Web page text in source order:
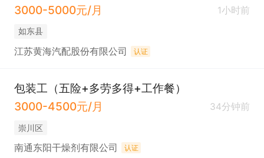
3000-5000元/月
1小时前
如东县
江苏黄海汽配股份有限公司 认证
包装工（五险+多劳多得+工作餐）
3000-4500元/月
34分钟前
崇川区
南通东阳干燥剂有限公司 认证